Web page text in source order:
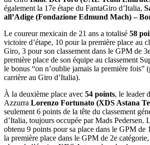
également la 17e étape du FantaGiro d’Italia,
all’Adige (Fondazione Edmund Mach)–
Le coureur mexicain de 21 ans a totalisé 58
victoire d’étape, 10 pour la première place au
Giro, 3 pour son classement dans le GPM de
première place de son équipe au classement
le bonus “on n’oublie jamais la première fois”
carrière au Giro d’Italia).
À la deuxième place avec 54 points, le leader
Azzurra Lorenzo Fortunato (XDS Astana
seulement 6 points de la tête du classement
d’Italia, toujours occupée par Mads Pedersen.
obtenu 9 points pour sa place dans le GPM de
la première place dans le GPM de 2e